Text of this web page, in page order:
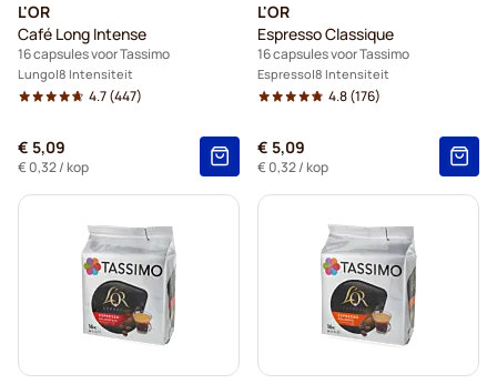
L'OR
Café Long Intense
16 capsules voor Tassimo
Lungo 8 Intensiteit
4.7(447)
€ 5,09
€ 0,32/ kop
L'OR
Espresso Classique
16 capsules voor Tassimo
Espresso 8 Intensiteit
4.8(176)
€ 5,09
€ 0,32/ kop